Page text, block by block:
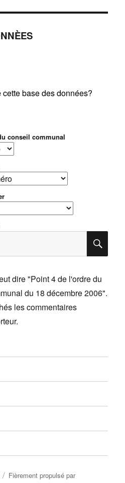
base des données?
conseil communal
dire "Point 4 de l'ordre du
du 18 décembre 2006".
les commentaires
Fièrement propulsé par